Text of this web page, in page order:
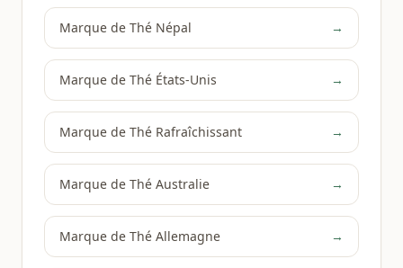
Marque de Thé Népal →
Marque de Thé États-Unis →
Marque de Thé Rafraîchissant →
Marque de Thé Australie →
Marque de Thé Allemagne →